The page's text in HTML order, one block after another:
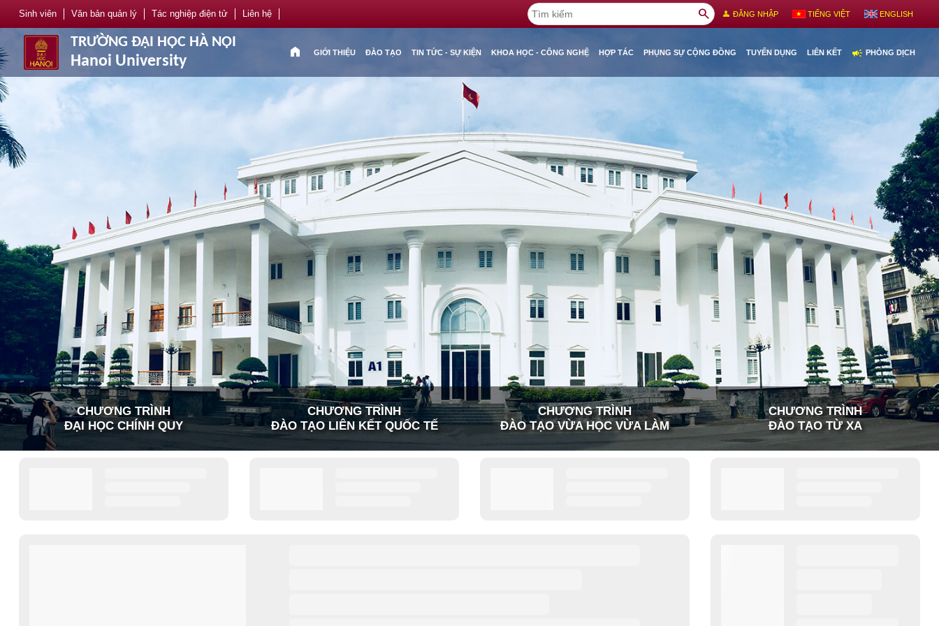
Sinh viên Văn bản quản lý Tác nghiệp điện tử Liên hệ search person ĐĂNG NHẬP TIẾNG VIỆT ENGLISH
TRƯỜNG ĐẠI HỌC HÀ NỘI
Hanoi University
home GIỚI THIỆU ĐÀO TẠO TIN TỨC - SỰ KIỆN KHOA HỌC - CÔNG NGHỆ HỢP TÁC PHỤNG SỰ CỘNG ĐỒNG TUYỂN DỤNG LIÊN KẾT campaign PHÒNG DỊCH
CHƯƠNG TRÌNH
ĐẠI HỌC CHÍNH QUY
CHƯƠNG TRÌNH
ĐÀO TẠO LIÊN KẾT QUỐC TẾ
CHƯƠNG TRÌNH
ĐÀO TẠO VỪA HỌC VỪA LÀM
CHƯƠNG TRÌNH
ĐÀO TẠO TỪ XA